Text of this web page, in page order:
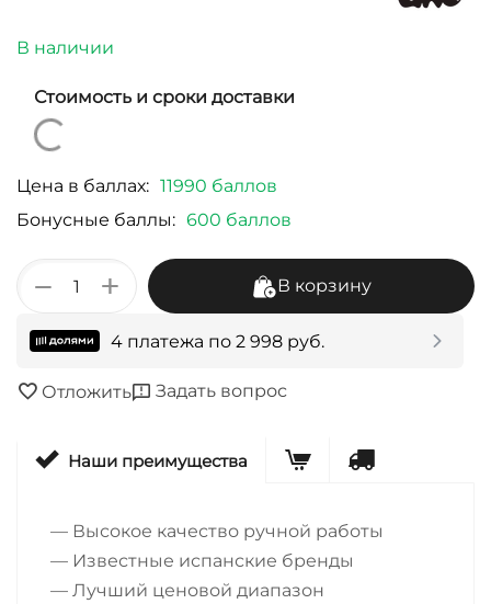
В наличии
Стоимость и сроки доставки
Цена в баллах: 11990 баллов
Бонусные баллы: 600 баллов
+
− В корзину
4 платежа по 2 998 руб.
Отложить Задать вопрос
Наши преимущества
— Высокое качество ручной работы
— Известные испанские бренды
— Лучший ценовой диапазон